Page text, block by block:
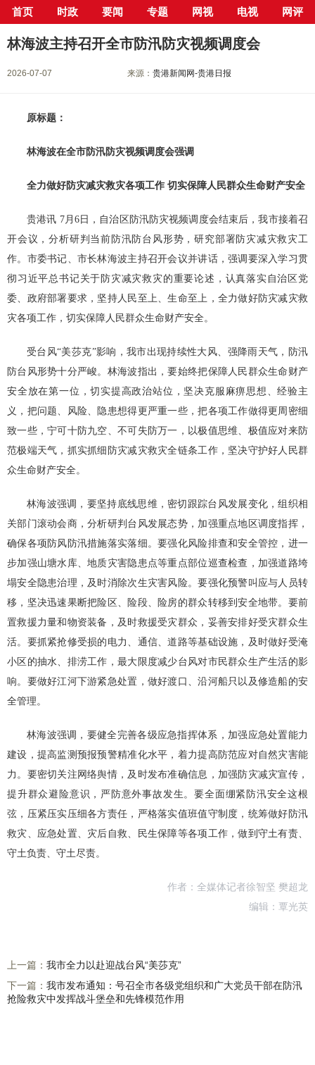
首页 时政 要闻 专题 网视 电视 网评
当前位置： 首页> 新闻中心> 要闻> 正文
林海波主持召开全市防汛防灾视频调度会
2026-07-07 来源：贵港新闻网-贵港日报
原标题：
林海波在全市防汛防灾视频调度会强调
全力做好防灾减灾救灾各项工作 切实保障人民群众生命财产安全
贵港讯 7月6日，自治区防汛防灾视频调度会结束后，我市接着召
开会议，分析研判当前防汛防台风形势，研究部署防灾减灾救灾工
作。市委书记、市长林海波主持召开会议并讲话，强调要深入学习贯
彻习近平总书记关于防灾减灾救灾的重要论述，认真落实自治区党
委、政府部署要求，坚持人民至上、生命至上，全力做好防灾减灾救
灾各项工作，切实保障人民群众生命财产安全。
受台风“美莎克”影响，我市出现持续性大风、强降雨天气，防汛
防台风形势十分严峻。林海波指出，要始终把保障人民群众生命财产
安全放在第一位，切实提高政治站位，坚决克服麻痹思想、经验主
义，把问题、风险、隐患想得更严重一些，把各项工作做得更周密细
致一些，宁可十防九空、不可失防万一，以极值思维、极值应对来防
范极端天气，抓实抓细防灾减灾救灾全链条工作，坚决守护好人民群
众生命财产安全。
林海波强调，要坚持底线思维，密切跟踪台风发展变化，组织相
关部门滚动会商，分析研判台风发展态势，加强重点地区调度指挥，
确保各项防风防汛措施落实落细。要强化风险排查和安全管控，进一
步加强山塘水库、地质灾害隐患点等重点部位巡查检查，加强道路垮
塌安全隐患治理，及时消除次生灾害风险。要强化预警叫应与人员转
移，坚决迅速果断把险区、险段、险房的群众转移到安全地带。要前
置救援力量和物资装备，及时救援受灾群众，妥善安排好受灾群众生
活。要抓紧抢修受损的电力、通信、道路等基础设施，及时做好受淹
小区的抽水、排涝工作，最大限度减少台风对市民群众生产生活的影
响。要做好江河下游紧急处置，做好渡口、沿河船只以及修造船的安
全管理。
林海波强调，要健全完善各级应急指挥体系，加强应急处置能力
建设，提高监测预报预警精准化水平，着力提高防范应对自然灾害能
力。要密切关注网络舆情，及时发布准确信息，加强防灾减灾宣传，
提升群众避险意识，严防意外事故发生。要全面绷紧防汛安全这根
弦，压紧压实压细各方责任，严格落实值班值守制度，统筹做好防汛
救灾、应急处置、灾后自救、民生保障等各项工作，做到守土有责、
守土负责、守土尽责。
作者：全媒体记者徐智坚 樊超龙
编辑：覃光英
上一篇： 我市全力以赴迎战台风“美莎克”
下一篇： 我市发布通知：号召全市各级党组织和广大党员干部在防汛
抢险救灾中发挥战斗堡垒和先锋模范作用